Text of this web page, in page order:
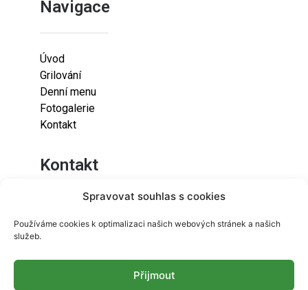
Spravovat souhlas s cookies
Používáme cookies k optimalizaci našich webových stránek a našich
služeb.
Přijmout
Navigace
Úvod
Grilování
Denní menu
Fotogalerie
Kontakt
Kontakt
Lazaretní 925/9